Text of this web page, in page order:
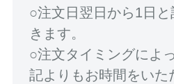
○注文日翌日から1日
きます。
○注文タイミングによ
記よりもお時間をいた